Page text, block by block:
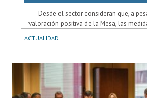
Desde el sector consideran que, a
valoración positiva de la Mesa, las
ACTUALIDAD